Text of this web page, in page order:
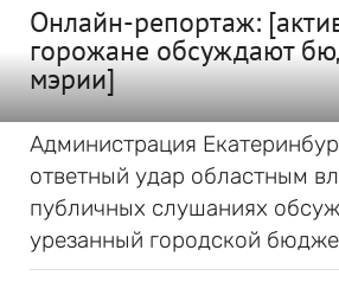
Онлайн-репортаж:
горожане обсуждают
мэрии]
Администрация
ответный удар областным
публичных слушаниях
урезанный городской